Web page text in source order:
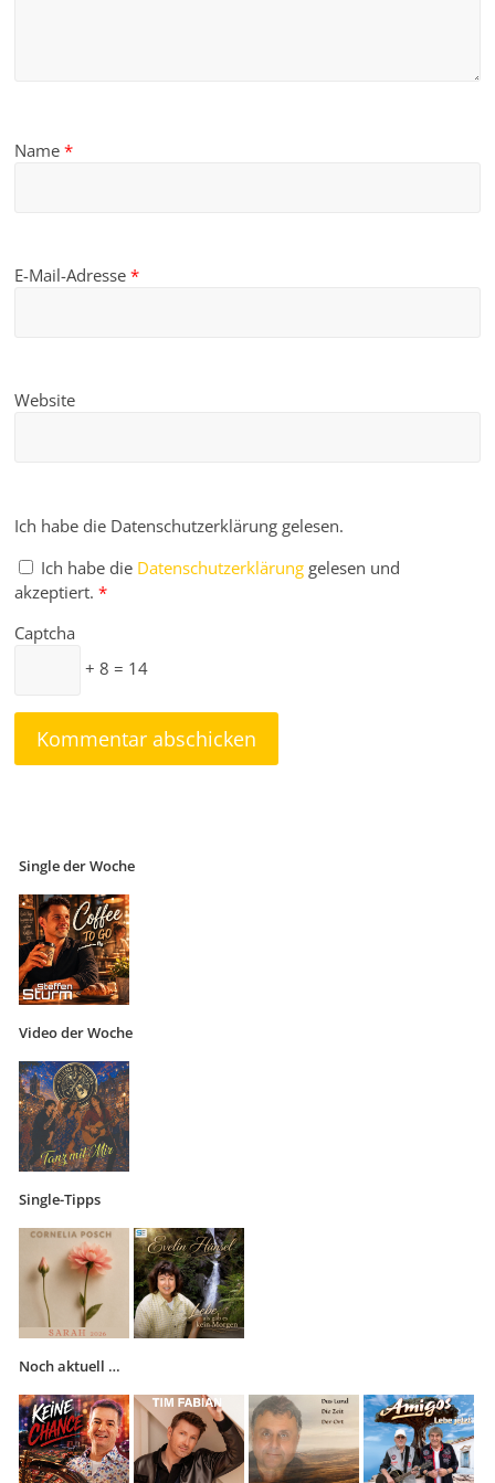
Name*
E-Mail-Adresse*
Website
Ich habe die Datenschutzerklärung gelesen.
Ich habe die Datenschutzerklärung gelesen und
akzeptiert. *
Captcha
+ 8 = 14
Single der Woche
Video der Woche
Single-Tipps
Noch aktuell …